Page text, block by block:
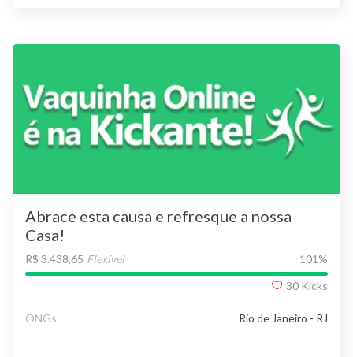
Abrace esta causa e refresque a nossa
Casa!
R$ 3.438,65 Flexível 101 %
30 Kicks
ONGs Rio de Janeiro - RJ